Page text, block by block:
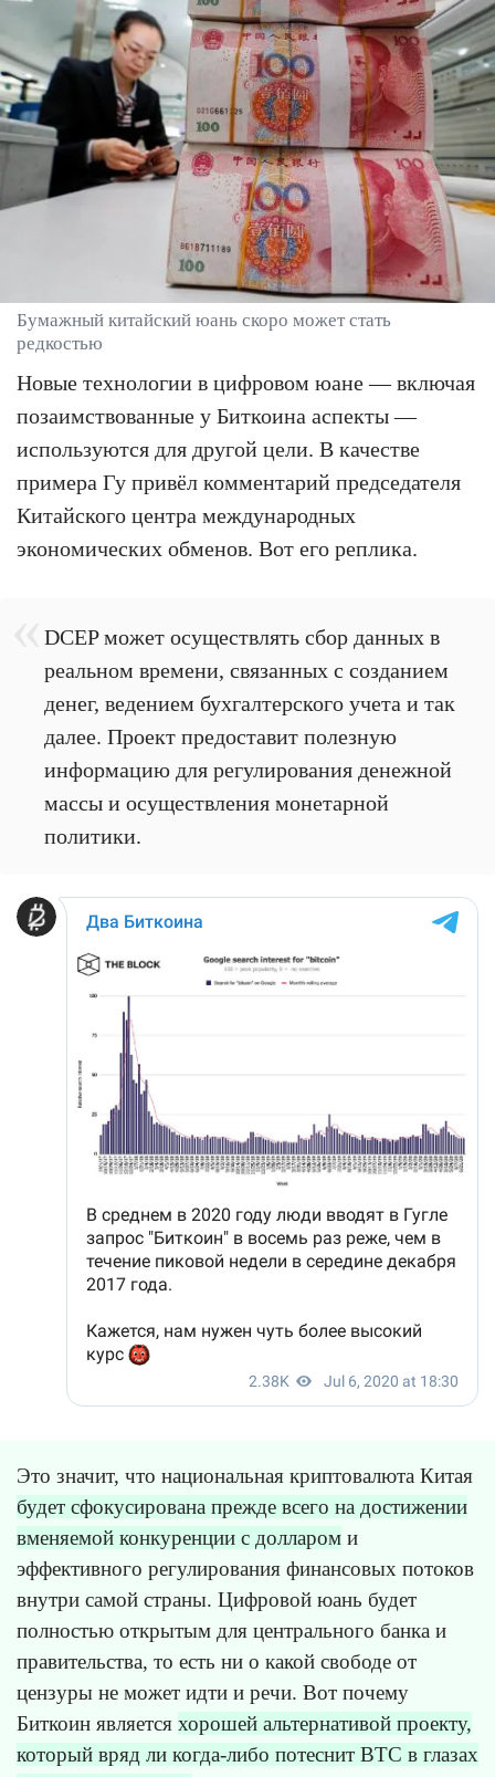
Бумажный китайский юань скоро может стать
редкостью
Новые технологии в цифровом юане — включая
позаимствованные у Биткоина аспекты —
используются для другой цели. В качестве
примера Гу привёл комментарий председателя
Китайского центра международных
экономических обменов. Вот его реплика.
DCEP может осуществлять сбор данных в
реальном времени, связанных с созданием
денег, ведением бухгалтерского учета и так
далее. Проект предоставит полезную
информацию для регулирования денежной
массы и осуществления монетарной
политики.
Это значит, что национальная криптовалюта Китая
будет сфокусирована прежде всего на достижении
вменяемой конкуренции с долларом и
эффективного регулирования финансовых потоков
внутри самой страны. Цифровой юань будет
полностью открытым для центрального банка и
правительства, то есть ни о какой свободе от
цензуры не может идти и речи. Вот почему
Биткоин является хорошей альтернативой проекту,
который вряд ли когда-либо потеснит BTC в глазах